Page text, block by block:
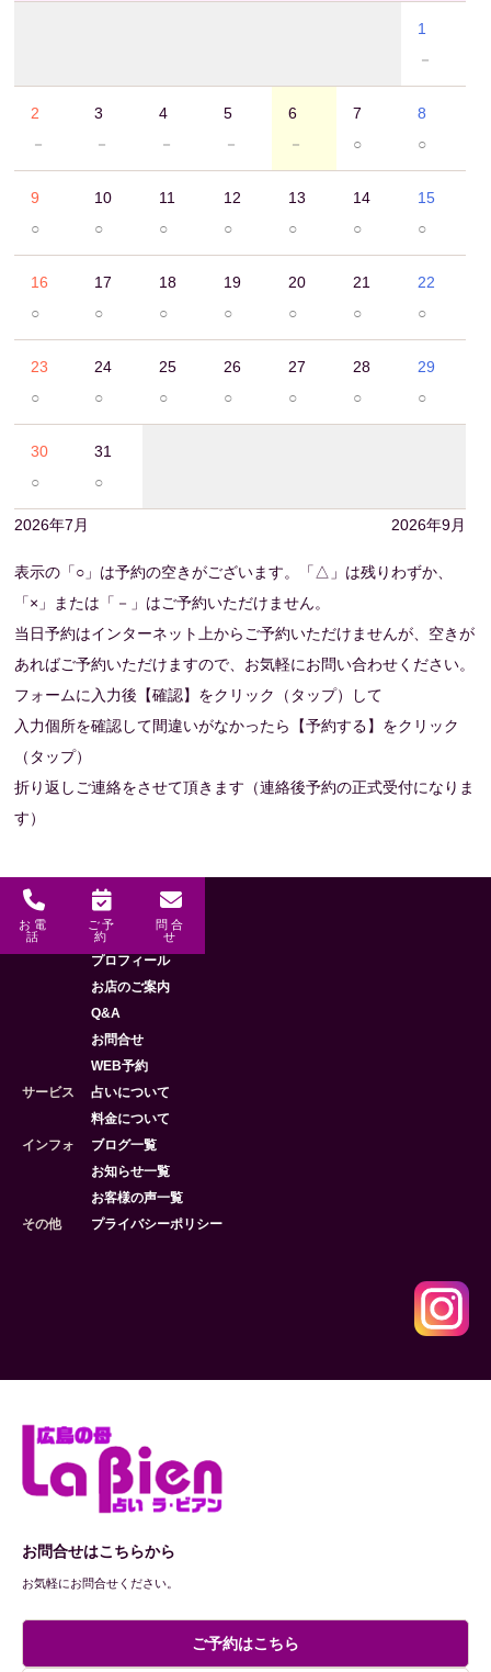
1
－
2
－
3
－
4
－
5
－
6
－
7
○
8
○
9
○
10
○
11
○
12
○
13
○
14
○
15
○
16
○
17
○
18
○
19
○
20
○
21
○
22
○
23
○
24
○
25
○
26
○
27
○
28
○
29
○
30
○
31
○
2026年7月 2026年9月
表示の「○」は予約の空きがございます。「△」は残りわずか、
「×」または「－」はご予約いただけません。
当日予約はインターネット上からご予約いただけませんが、空きが
あればご予約いただけますので、お気軽にお問い合わせください。
フォームに入力後【確認】をクリック（タップ）して
入力個所を確認して間違いがなかったら【予約する】をクリック
（タップ）
折り返しご連絡をさせて頂きます（連絡後予約の正式受付になりま
す）
お電
話
ご予
約
問合
せ
メニュー
HOME
プロフィール
お店のご案内
Q&A
お問合せ
WEB予約
サービス
占いについて
料金について
インフォ
ブログ一覧
お知らせ一覧
お客様の声一覧
その他
プライバシーポリシー
お問合せはこちらから
お気軽にお問合せください。
ご予約はこちら